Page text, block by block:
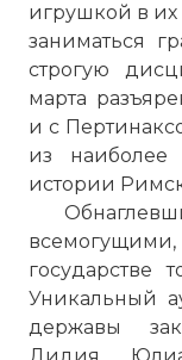
игрушкой в их
заниматься
строгую
марта
и с
из наиболее
истории
всемогущими,
государстве
Уникальный
державы